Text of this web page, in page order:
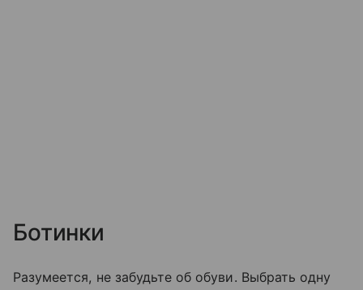
Ботинки
Разумеется, не забудьте об обуви. Выбрать одну